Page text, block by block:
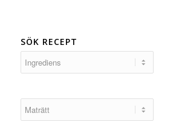
SÖK RECEPT